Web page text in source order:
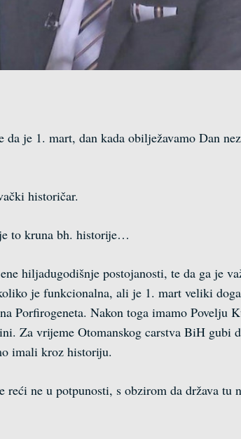
je 1. mart, dan kada obilježavamo Dan
historičar.
to kruna bh. historije…
hiljadugodišnje postojanosti, te da ga je
je funkcionalna, ali je 1. mart veliki
Porfirogeneta. Nakon toga imamo
Za vrijeme Otomanskog carstva BiH gubi
imali kroz historiju.
ne u potpunosti, s obzirom da država